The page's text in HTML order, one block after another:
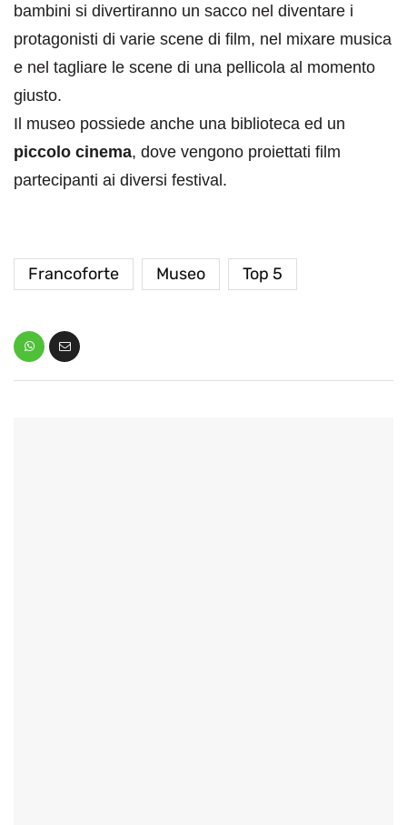
bambini si divertiranno un sacco nel diventare i
protagonisti di varie scene di film, nel mixare musica
e nel tagliare le scene di una pellicola al momento
giusto.
Il museo possiede anche una biblioteca ed un
piccolo cinema, dove vengono proiettati film
partecipanti ai diversi festival.
Francoforte Museo Top 5